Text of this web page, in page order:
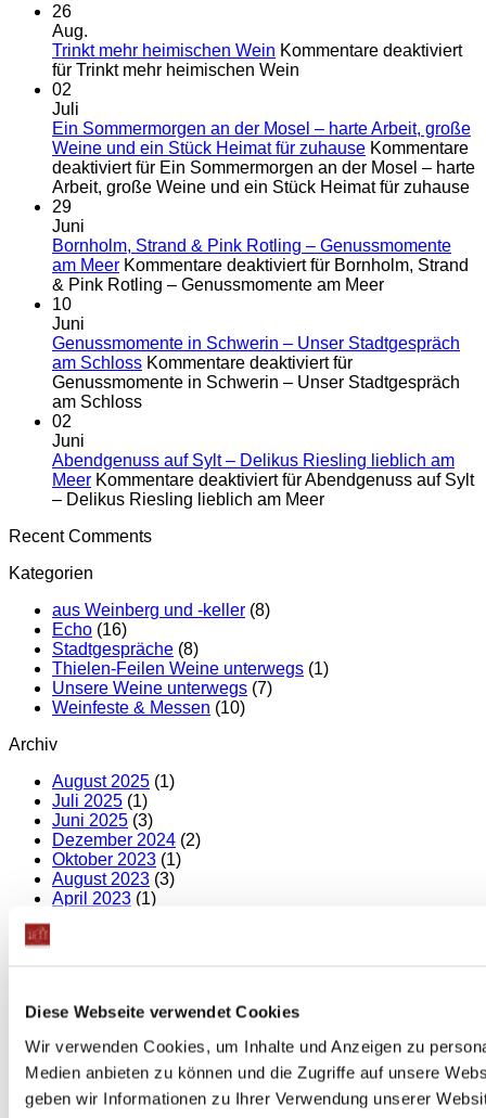
Diese Webseite verwendet Cookies
Wir verwenden Cookies, um Inhalte und Anzeigen zu
Medien anbieten zu können und die Zugriffe auf unsere
geben wir Informationen zu Ihrer Verwendung unserer
26
Aug.
Trinkt mehr heimischen Wein Kommentare deaktiviert
für Trinkt mehr heimischen Wein
02
Juli
Ein Sommermorgen an der Mosel – harte Arbeit, große
Weine und ein Stück Heimat für zuhause Kommentare
deaktiviertfür Ein Sommermorgen an der Mosel – harte
Arbeit, große Weine und ein Stück Heimat für zuhause
29
Juni
Bornholm, Strand & Pink Rotling – Genussmomente
am Meer Kommentare deaktiviertfür Bornholm, Strand
& Pink Rotling – Genussmomente am Meer
10
Juni
Genussmomente in Schwerin – Unser Stadtgespräch
am Schloss Kommentare deaktiviertfür
Genussmomente in Schwerin – Unser Stadtgespräch
am Schloss
02
Juni
Abendgenuss auf Sylt – Delikus Riesling lieblich am
Meer Kommentare deaktiviertfür Abendgenuss auf Sylt
– Delikus Riesling lieblich am Meer
Recent Comments
Kategorien
aus Weinberg und -keller (8)
Echo (16)
Stadtgespräche (8)
Thielen-Feilen Weine unterwegs (1)
Unsere Weine unterwegs (7)
Weinfeste & Messen (10)
Archiv
August 2025 (1)
Juli 2025 (1)
Juni 2025 (3)
Dezember 2024 (2)
Oktober 2023 (1)
August 2023 (3)
April 2023 (1)
August 2021 (2)
April 2021(1)
März 2021(1)
Januar 2021(1)